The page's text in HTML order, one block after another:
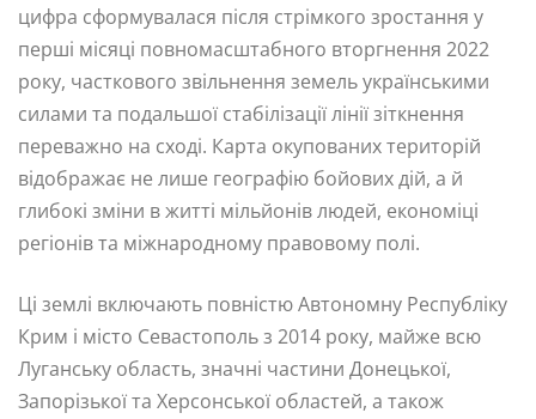
цифра сформувалася після стрімкого зростання у
перші місяці повномасштабного вторгнення 2022
року, часткового звільнення земель українськими
силами та подальшої стабілізації лінії зіткнення
переважно на сході. Карта окупованих територій
відображає не лише географію бойових дій, а й
глибокі зміни в житті мільйонів людей, економіці
регіонів та міжнародному правовому полі.
Ці землі включають повністю Автономну Республіку
Крим і місто Севастополь з 2014 року, майже всю
Луганську область, значні частини Донецької,
Запорізької та Херсонської областей, а також